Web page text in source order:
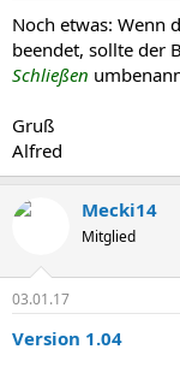
Noch etwas: Wenn
beendet, sollte der
Schließen
Gruß
Alfred
Mecki14
Mitglied
03.01.17
Version 1.04